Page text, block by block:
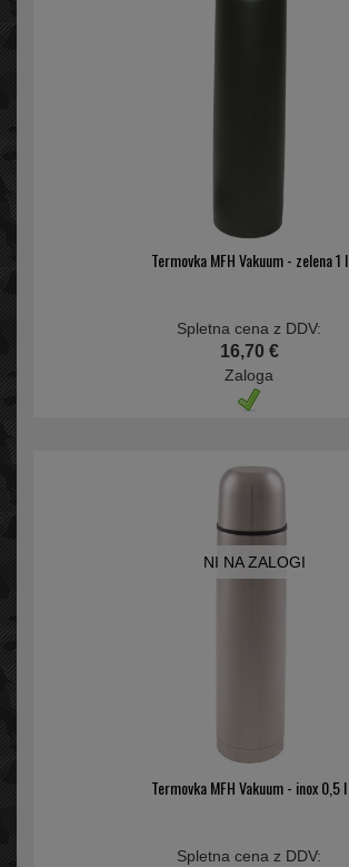
Termovka MFH Vakuum - zelena 1 l
Spletna cena z DDV:
16,70 €
Zaloga
NI NA ZALOGI
Termovka MFH Vakuum - inox 0,5 l
Spletna cena z DDV: